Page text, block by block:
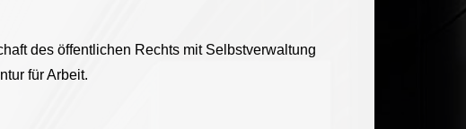
des öffentlichen Rechts mit Selbstverwaltung
für Arbeit.